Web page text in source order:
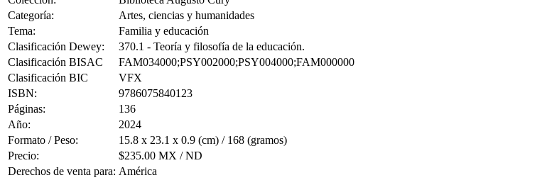
Categoría:
Artes, ciencias y humanidades
Tema:
Familia y educación
Clasificación Dewey:
370.1 - Teoría y filosofía de la educación.
Clasificación BISAC
FAM034000;PSY002000;PSY004000;FAM000000
Clasificación BIC
VFX
ISBN:
9786075840123
Páginas:
136
Año:
2024
Formato / Peso:
15.8 x 23.1 x 0.9 (cm) / 168 (gramos)
Precio:
$235.00 MX / ND
Derechos de venta para: América